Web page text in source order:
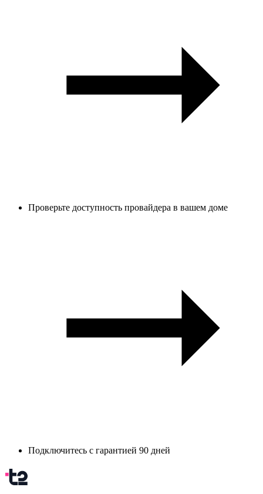
Проверьте доступность провайдера в вашем доме
Подключитесь с гарантией 90 дней